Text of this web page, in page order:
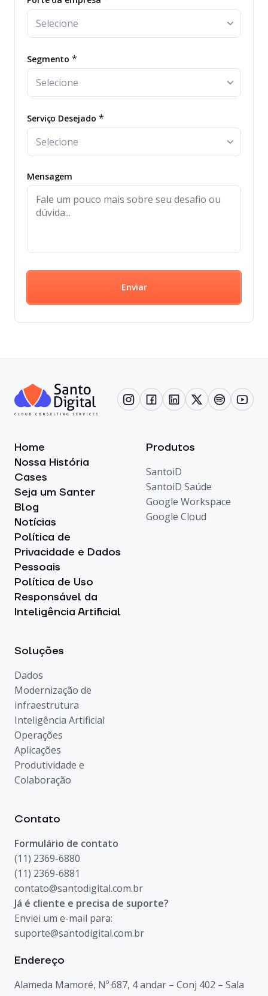
Segmento*
Serviço Desejado *
Mensagem
Enviar
Home
Nossa História
Cases
Seja um Santer
Blog
Notícias
Política de
Privacidade e Dados
Pessoais
Política de Uso
Responsável da
Inteligência Artificial
Produtos
SantoiD
SantoiD Saúde
Google Workspace
Google Cloud
Soluções
Dados
Modernização de
infraestrutura
Inteligência Artificial
Operações
Aplicações
Produtividade e
Colaboração
Contato
Formulário de contato
(11) 2369-6880
(11) 2369-6881
contato@santodigital.com.br
Já é cliente e precisa de suporte?
Enviei um e-mail para:
suporte@santodigital.com.br
Endereço
Alameda Mamoré, Nº 687, 4 andar – Conj 402 – Sala